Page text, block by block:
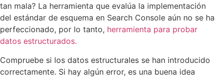
tan mala? La herramienta que evalúa la implementación
del estándar de esquema en Search Console aún no se ha
perfeccionado, por lo tanto, herramienta para probar
datos estructurados.
Compruebe si los datos estructurales se han introducido
correctamente. Si hay algún error, es una buena idea